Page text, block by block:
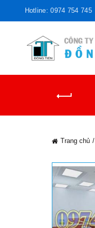
Hotline: 0974 754 745
Trang chủ